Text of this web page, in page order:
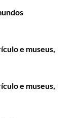
e museus,
e museus,